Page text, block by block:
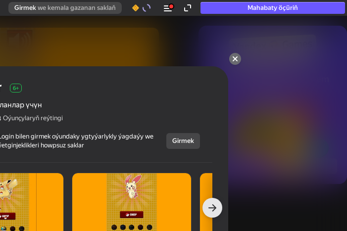
Girmek we kemala gazanan saklaň Mahabaty öçüriň
hatda «oýnamayanlar» hem
6+
үчүн
Oýunçylaryň reýtingi
bilen girmek oýundaky ygtyýarlykly ýagdaýy we
howpsuz saklar
Girmek